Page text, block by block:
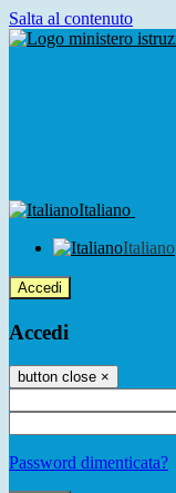
Salta al contenuto
Italiano
Italiano
Accedi
Accedi
button close ×
Password dimenticata?